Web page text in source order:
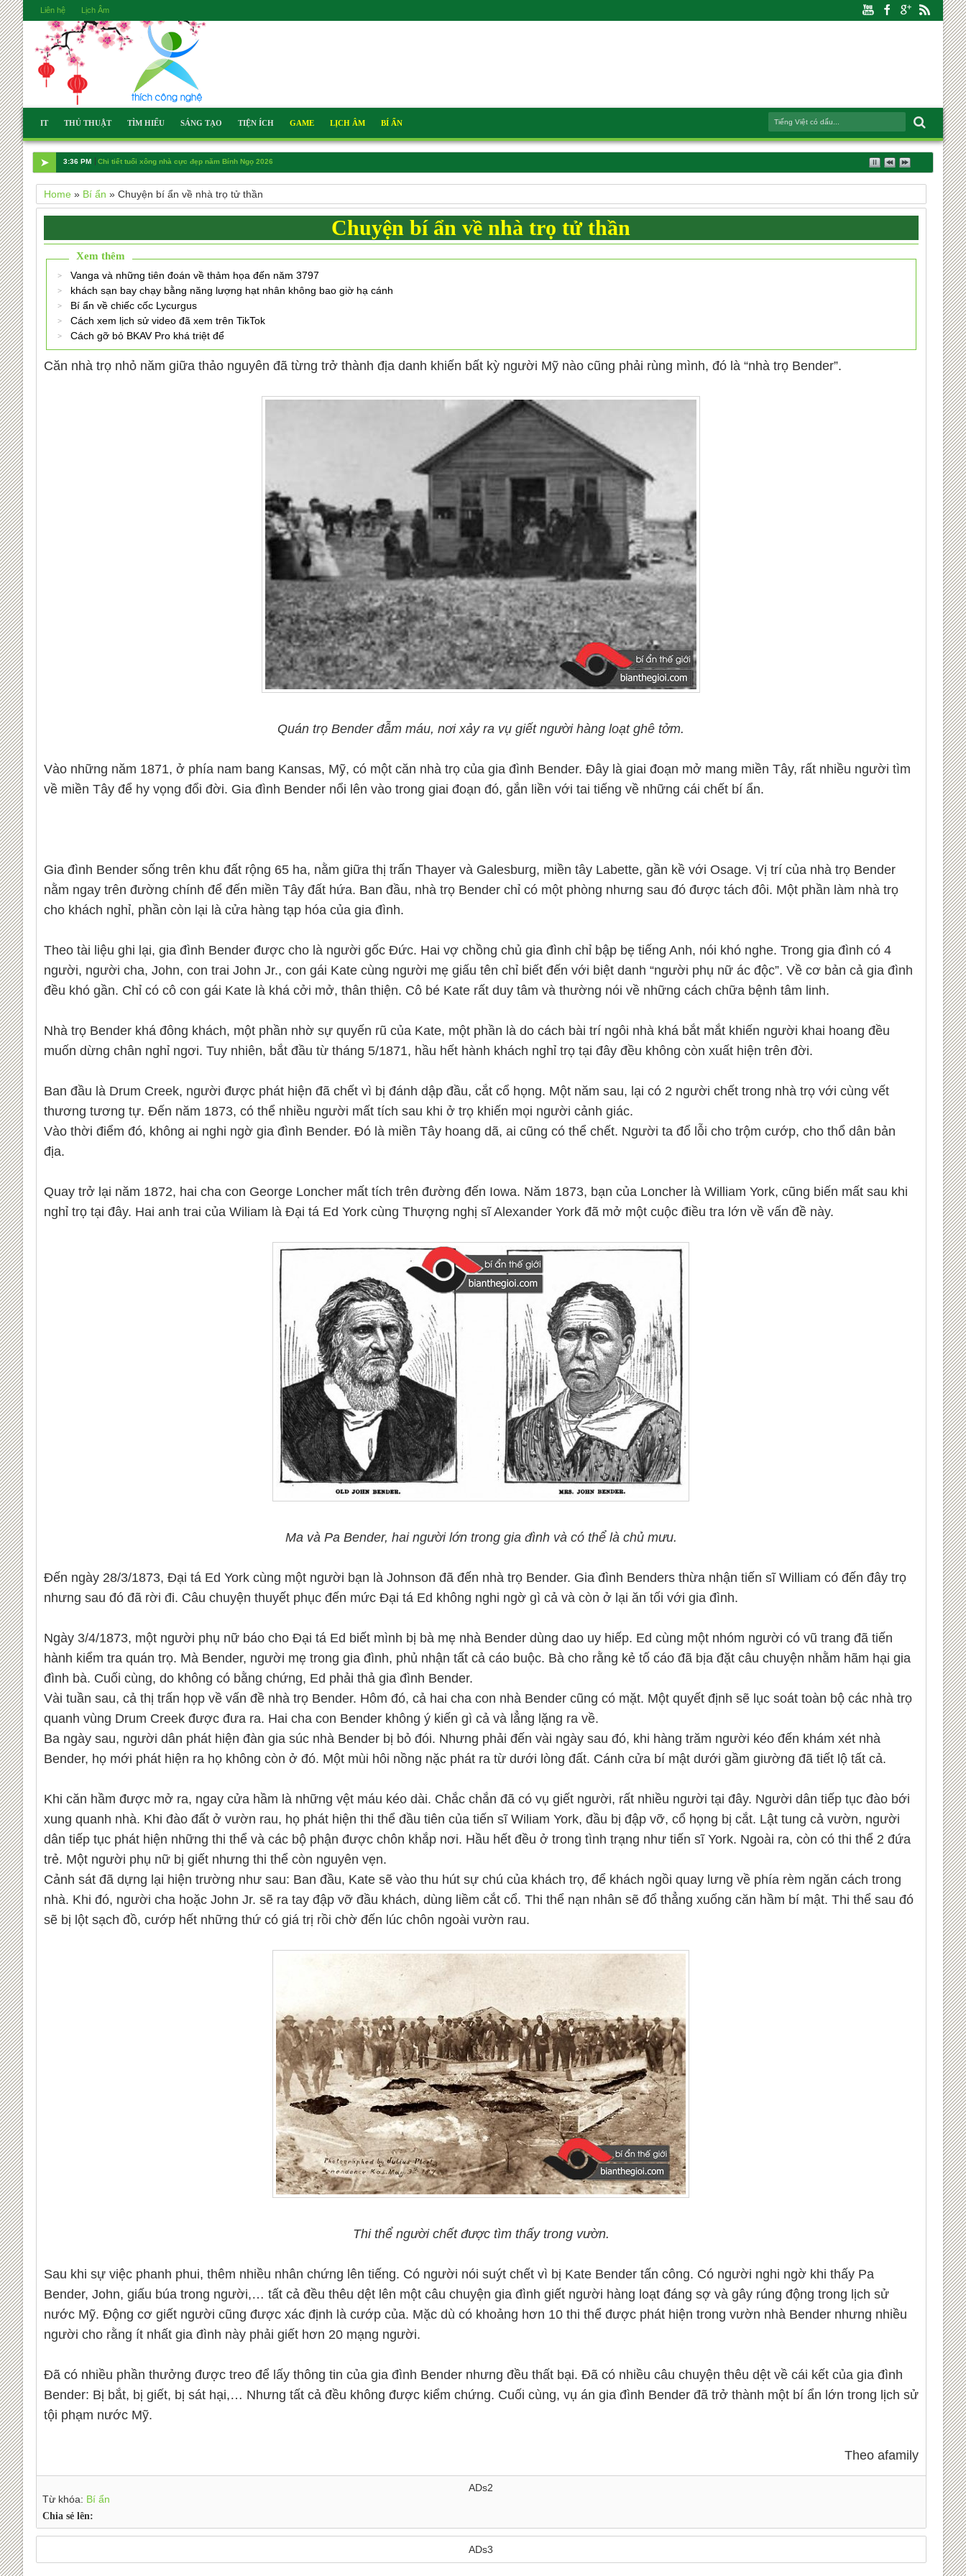
Liên hệ Lịch Âm
IT THỦ THUẬT TÌM HIỂU SÁNG TẠO TIỆN ÍCH GAME LỊCH ÂM BÍ ẨN
➤ 3:36 PM Chi tiết tuổi xông nhà cực đẹp năm Bính Ngọ 2026
Home» Bí ẩn » Chuyện bí ẩn về nhà trọ tử thần
Chuyện bí ẩn về nhà trọ tử thần
Xem thêm
Vanga và những tiên đoán về thảm họa đến năm 3797
khách sạn bay chạy bằng năng lượng hạt nhân không bao giờ hạ cánh
Bí ẩn về chiếc cốc Lycurgus
Cách xem lịch sử video đã xem trên TikTok
Cách gỡ bỏ BKAV Pro khá triệt để
Căn nhà trọ nhỏ năm giữa thảo nguyên đã từng trở thành địa danh khiến bất kỳ người Mỹ nào cũng phải rùng mình, đó là “nhà trọ Bender”.
Quán trọ Bender đẫm máu, nơi xảy ra vụ giết người hàng loạt ghê tởm.
Vào những năm 1871, ở phía nam bang Kansas, Mỹ, có một căn nhà trọ của gia đình Bender. Đây là giai đoạn mở mang miền Tây, rất nhiều người tìm
về miền Tây để hy vọng đổi đời. Gia đình Bender nổi lên vào trong giai đoạn đó, gắn liền với tai tiếng về những cái chết bí ẩn.
Gia đình Bender sống trên khu đất rộng 65 ha, nằm giữa thị trấn Thayer và Galesburg, miền tây Labette, gần kề với Osage. Vị trí của nhà trọ Bender
nằm ngay trên đường chính để đến miền Tây đất hứa. Ban đầu, nhà trọ Bender chỉ có một phòng nhưng sau đó được tách đôi. Một phần làm nhà trọ
cho khách nghỉ, phần còn lại là cửa hàng tạp hóa của gia đình.
Theo tài liệu ghi lại, gia đình Bender được cho là người gốc Đức. Hai vợ chồng chủ gia đình chỉ bập bẹ tiếng Anh, nói khó nghe. Trong gia đình có 4
người, người cha, John, con trai John Jr., con gái Kate cùng người mẹ giấu tên chỉ biết đến với biệt danh “người phụ nữ ác độc”. Về cơ bản cả gia đình
đều khó gần. Chỉ có cô con gái Kate là khá cởi mở, thân thiện. Cô bé Kate rất duy tâm và thường nói về những cách chữa bệnh tâm linh.
Nhà trọ Bender khá đông khách, một phần nhờ sự quyến rũ của Kate, một phần là do cách bài trí ngôi nhà khá bắt mắt khiến người khai hoang đều
muốn dừng chân nghỉ ngơi. Tuy nhiên, bắt đầu từ tháng 5/1871, hầu hết hành khách nghỉ trọ tại đây đều không còn xuất hiện trên đời.
Ban đầu là Drum Creek, người được phát hiện đã chết vì bị đánh dập đầu, cắt cổ họng. Một năm sau, lại có 2 người chết trong nhà trọ với cùng vết
thương tương tự. Đến năm 1873, có thể nhiều người mất tích sau khi ở trọ khiến mọi người cảnh giác.
Vào thời điểm đó, không ai nghi ngờ gia đình Bender. Đó là miền Tây hoang dã, ai cũng có thể chết. Người ta đổ lỗi cho trộm cướp, cho thổ dân bản
địa.
Quay trở lại năm 1872, hai cha con George Loncher mất tích trên đường đến Iowa. Năm 1873, bạn của Loncher là William York, cũng biến mất sau khi
nghỉ trọ tại đây. Hai anh trai của Wiliam là Đại tá Ed York cùng Thượng nghị sĩ Alexander York đã mở một cuộc điều tra lớn về vấn đề này.
Ma và Pa Bender, hai người lớn trong gia đình và có thể là chủ mưu.
Đến ngày 28/3/1873, Đại tá Ed York cùng một người bạn là Johnson đã đến nhà trọ Bender. Gia đình Benders thừa nhận tiến sĩ William có đến đây trọ
nhưng sau đó đã rời đi. Câu chuyện thuyết phục đến mức Đại tá Ed không nghi ngờ gì cả và còn ở lại ăn tối với gia đình.
Ngày 3/4/1873, một người phụ nữ báo cho Đại tá Ed biết mình bị bà mẹ nhà Bender dùng dao uy hiếp. Ed cùng một nhóm người có vũ trang đã tiến
hành kiểm tra quán trọ. Mà Bender, người mẹ trong gia đình, phủ nhận tất cả cáo buộc. Bà cho rằng kẻ tố cáo đã bịa đặt câu chuyện nhằm hãm hại gia
đình bà. Cuối cùng, do không có bằng chứng, Ed phải thả gia đình Bender.
Vài tuần sau, cả thị trấn họp về vấn đề nhà trọ Bender. Hôm đó, cả hai cha con nhà Bender cũng có mặt. Một quyết định sẽ lục soát toàn bộ các nhà trọ
quanh vùng Drum Creek được đưa ra. Hai cha con Bender không ý kiến gì cả và lẳng lặng ra về.
Ba ngày sau, người dân phát hiện đàn gia súc nhà Bender bị bỏ đói. Nhưng phải đến vài ngày sau đó, khi hàng trăm người kéo đến khám xét nhà
Bender, họ mới phát hiện ra họ không còn ở đó. Một mùi hôi nồng nặc phát ra từ dưới lòng đất. Cánh cửa bí mật dưới gầm giường đã tiết lộ tất cả.
Khi căn hầm được mở ra, ngay cửa hầm là những vệt máu kéo dài. Chắc chắn đã có vụ giết người, rất nhiều người tại đây. Người dân tiếp tục đào bới
xung quanh nhà. Khi đào đất ở vườn rau, họ phát hiện thi thể đầu tiên của tiến sĩ Wiliam York, đầu bị đập vỡ, cổ họng bị cắt. Lật tung cả vườn, người
dân tiếp tục phát hiện những thi thể và các bộ phận được chôn khắp nơi. Hầu hết đều ở trong tình trạng như tiến sĩ York. Ngoài ra, còn có thi thể 2 đứa
trẻ. Một người phụ nữ bị giết nhưng thi thể còn nguyên vẹn.
Cảnh sát đã dựng lại hiện trường như sau: Ban đầu, Kate sẽ vào thu hút sự chú của khách trọ, để khách ngồi quay lưng về phía rèm ngăn cách trong
nhà. Khi đó, người cha hoặc John Jr. sẽ ra tay đập vỡ đầu khách, dùng liềm cắt cổ. Thi thể nạn nhân sẽ đổ thẳng xuống căn hầm bí mật. Thi thể sau đó
sẽ bị lột sạch đồ, cướp hết những thứ có giá trị rồi chờ đến lúc chôn ngoài vườn rau.
Thi thể người chết được tìm thấy trong vườn.
Sau khi sự việc phanh phui, thêm nhiều nhân chứng lên tiếng. Có người nói suýt chết vì bị Kate Bender tấn công. Có người nghi ngờ khi thấy Pa
Bender, John, giấu búa trong người,… tất cả đều thêu dệt lên một câu chuyện gia đình giết người hàng loạt đáng sợ và gây rúng động trong lịch sử
nước Mỹ. Động cơ giết người cũng được xác định là cướp của. Mặc dù có khoảng hơn 10 thi thể được phát hiện trong vườn nhà Bender nhưng nhiều
người cho rằng ít nhất gia đình này phải giết hơn 20 mạng người.
Đã có nhiều phần thưởng được treo để lấy thông tin của gia đình Bender nhưng đều thất bại. Đã có nhiều câu chuyện thêu dệt về cái kết của gia đình
Bender: Bị bắt, bị giết, bị sát hại,… Nhưng tất cả đều không được kiểm chứng. Cuối cùng, vụ án gia đình Bender đã trở thành một bí ẩn lớn trong lịch sử
tội phạm nước Mỹ.
Theo afamily
ADs2
Từ khóa: Bí ẩn
Chia sẻ lên:
ADs3